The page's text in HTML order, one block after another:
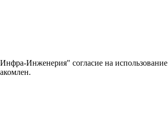
Инженерия" согласие на